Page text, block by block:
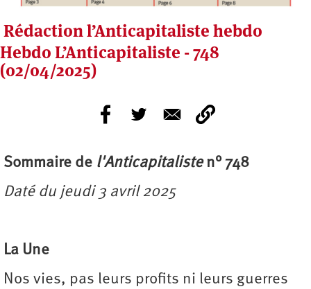
Rédaction l’Anticapitaliste hebdo
Hebdo L’Anticapitaliste - 748
(02/04/2025)
Sommaire de l'Anticapitalisten° 748
Daté du jeudi 3 avril 2025
La Une
Nos vies, pas leurs profits ni leurs guerres